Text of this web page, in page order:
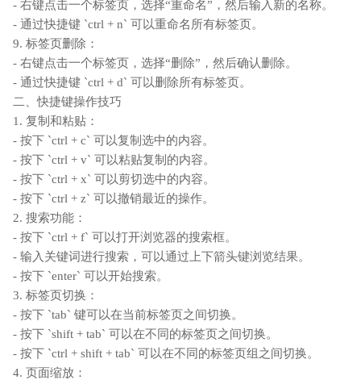
- 右键点击一个标签页，选择“重命名”，然后输入新的名称。
- 通过快捷键 `ctrl + n` 可以重命名所有标签页。
9. 标签页删除：
- 右键点击一个标签页，选择“删除”，然后确认删除。
- 通过快捷键 `ctrl + d` 可以删除所有标签页。
二、快捷键操作技巧
1. 复制和粘贴：
- 按下 `ctrl + c` 可以复制选中的内容。
- 按下 `ctrl + v` 可以粘贴复制的内容。
- 按下 `ctrl + x` 可以剪切选中的内容。
- 按下 `ctrl + z` 可以撤销最近的操作。
2. 搜索功能：
- 按下 `ctrl + f` 可以打开浏览器的搜索框。
- 输入关键词进行搜索，可以通过上下箭头键浏览结果。
- 按下 `enter` 可以开始搜索。
3. 标签页切换：
- 按下 `tab` 键可以在当前标签页之间切换。
- 按下 `shift + tab` 可以在不同的标签页之间切换。
- 按下 `ctrl + shift + tab` 可以在不同的标签页组之间切换。
4. 页面缩放：